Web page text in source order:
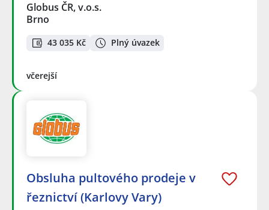
Globus ČR, v.o.s.
Brno
43 035 Kč Plný úvazek
včerejší
Obsluha pultového prodeje v
řeznictví (Karlovy Vary)